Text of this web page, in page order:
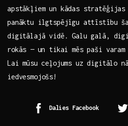
apstākļiem un kādas
panāktu ilgtspējīgu attīstību
digitālajā ​vidē. Galu galā,
rokās —⁣ un tikai mēs paši
Lai mūsu ⁢ceļojums⁢ uz digitālo‌
iedvesmojošs!
Dalies Facebook